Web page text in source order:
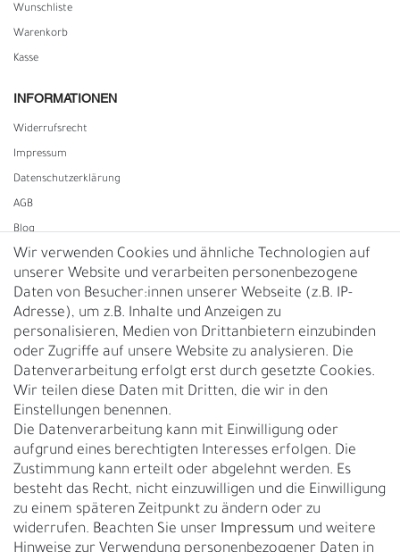
Wunschliste
Warenkorb
Kasse
INFORMATIONEN
Widerrufs­recht
Impressum
Daten­schutz­erklärung
AGB
Blog
Vertrag widerrufen
UNTERNEHMEN
Nachhaltigkeit
Kontakt
Über uns
Rückgabe
Gürtelgröße messen
Garantie
GESCHÄFTSKUNDEN & HÄNDLER
B2B Geschäftskunden
Wir verwenden Cookies und ähnliche Technologien auf
unserer Website und verarbeiten personenbezogene
Daten von Besucher:innen unserer Webseite (z.B. IP-
Adresse), um z.B. Inhalte und Anzeigen zu
personalisieren, Medien von Drittanbietern einzubinden
oder Zugriffe auf unsere Website zu analysieren. Die
Datenverarbeitung erfolgt erst durch gesetzte Cookies.
Wir teilen diese Daten mit Dritten, die wir in den
Einstellungen benennen.
Die Datenverarbeitung kann mit Einwilligung oder
aufgrund eines berechtigten Interesses erfolgen. Die
Zustimmung kann erteilt oder abgelehnt werden. Es
besteht das Recht, nicht einzuwilligen und die Einwilligung
zu einem späteren Zeitpunkt zu ändern oder zu
widerrufen. Beachten Sie unser Impressum und weitere